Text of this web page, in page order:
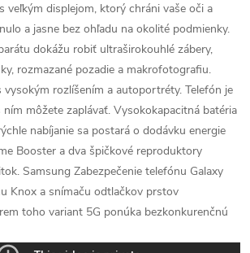
veľkým displejom, ktorý chráni vaše oči a
a jasne bez ohľadu na okolité podmienky.
dokážu robiť ultraširokouhlé zábery,
rozmazané pozadie a makrofotografiu.
vysokým rozlíšením a autoportréty. Telefón je
môžete zaplávať. Vysokokapacitná batéria
nabíjanie sa postará o dodávku energie
Booster a dva špičkové reproduktory
Samsung Zabezpečenie telefónu Galaxy
Knox a snímaču odtlačkov prstov
toho variant 5G ponúka bezkonkurenčnú